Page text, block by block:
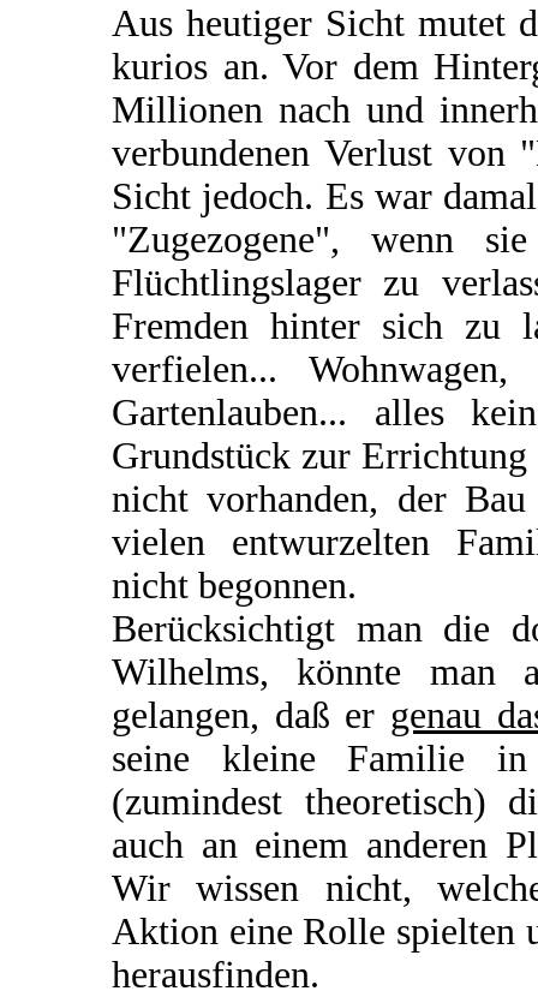
Aus heutiger Sicht mutet
kurios an. Vor dem
Millionen nach und
verbundenen Verlust
Sicht jedoch. Es war
"Zugezogene", wenn
Flüchtlingslager zu
Fremden hinter sich zu
verfielen... Wohnwagen,
Gartenlauben... alles
Grundstück zur Errichtung
nicht vorhanden, der
vielen entwurzelten
nicht begonnen.
Berücksichtigt man die
Wilhelms, könnte man
gelangen, daß er genau
seine kleine Familie
(zumindest theoretisch)
auch an einem anderen
Wir wissen nicht,
Aktion eine Rolle spielten
herausfinden.